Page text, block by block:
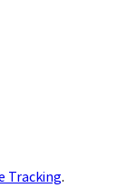
Tracking.